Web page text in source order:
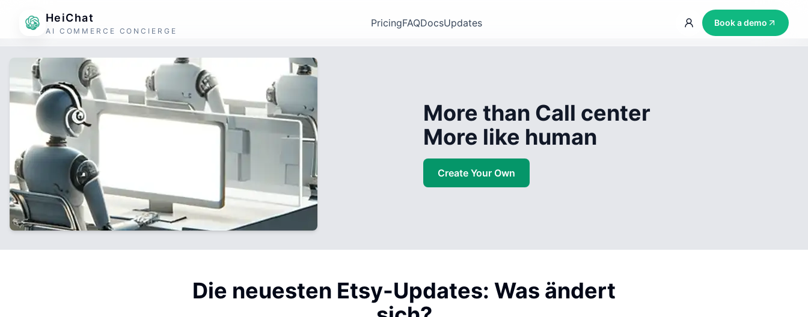
HeiChat
AI COMMERCE CONCIERGE
PricingFAQDocsUpdates Book a demo
More than Call center
More like human
Create Your Own
Die neuesten Etsy-Updates: Was ändert